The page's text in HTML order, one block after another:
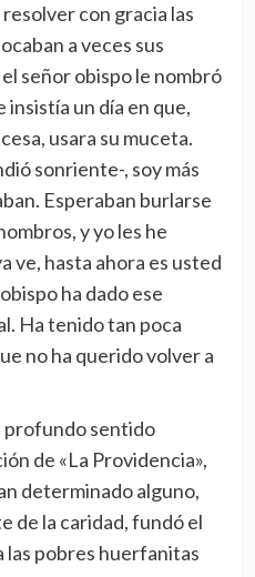
con gracia las
a veces sus
señor obispo le nombró
un día en que,
usara su muceta.
sonriente-, soy más
Esperaban burlarse
y yo les he
ve, hasta ahora es usted
ha dado ese
Ha tenido tan poca
no ha querido volver a
profundo sentido
de «La Providencia»,
determinado alguno,
de la caridad, fundó el
las pobres huerfanitas